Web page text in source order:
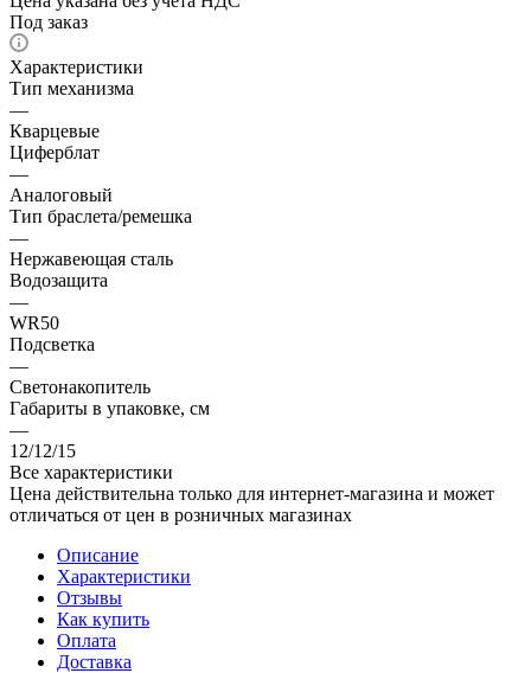
Под заказ
Характеристики
Тип механизма
—
Кварцевые
Циферблат
—
Аналоговый
Тип браслета/ремешка
—
Нержавеющая сталь
Водозащита
—
WR50
Подсветка
—
Светонакопитель
Габариты в упаковке, см
—
12/12/15
Все характеристики
Цена действительна только для интернет-магазина и может
отличаться от цен в розничных магазинах
Описание
Характеристики
Отзывы
Как купить
Оплата
Доставка